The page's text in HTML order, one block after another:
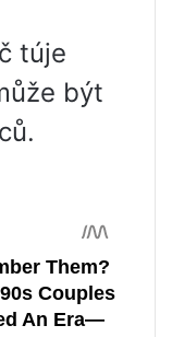
túje
být